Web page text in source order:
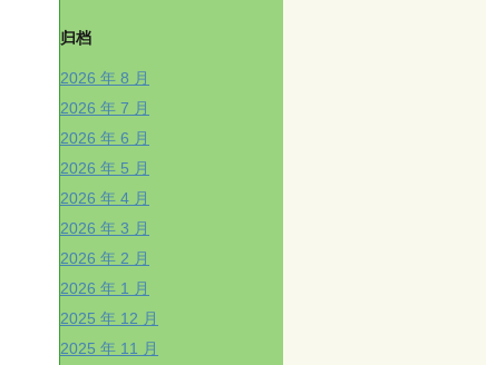
归档
2026 年 8 月
2026 年 7 月
2026 年 6 月
2026 年 5 月
2026 年 4 月
2026 年 3 月
2026 年 2 月
2026 年 1 月
2025 年 12 月
2025 年 11 月